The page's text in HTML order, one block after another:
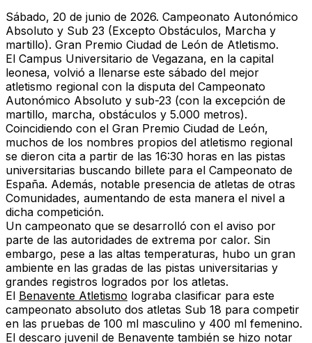
Sábado, 20 de junio de 2026. Campeonato Autonómico
Absoluto y Sub 23 (Excepto Obstáculos, Marcha y
martillo). Gran Premio Ciudad de León de Atletismo.
El Campus Universitario de Vegazana, en la capital
leonesa, volvió a llenarse este sábado del mejor
atletismo regional con la disputa del Campeonato
Autonómico Absoluto y sub-23 (con la excepción de
martillo, marcha, obstáculos y 5.000 metros).
Coincidiendo con el Gran Premio Ciudad de León,
muchos de los nombres propios del atletismo regional
se dieron cita a partir de las 16:30 horas en las pistas
universitarias buscando billete para el Campeonato de
España. Además, notable presencia de atletas de otras
Comunidades, aumentando de esta manera el nivel a
dicha competición.
Un campeonato que se desarrolló con el aviso por
parte de las autoridades de extrema por calor. Sin
embargo, pese a las altas temperaturas, hubo un gran
ambiente en las gradas de las pistas universitarias y
grandes registros logrados por los atletas.
El Benavente Atletismo lograba clasificar para este
campeonato absoluto dos atletas Sub 18 para competir
en las pruebas de 100 ml masculino y 400 ml femenino.
El descaro juvenil de Benavente también se hizo notar